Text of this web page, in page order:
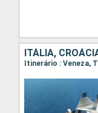
ITÁLIA,
Itinerário : Veneza,